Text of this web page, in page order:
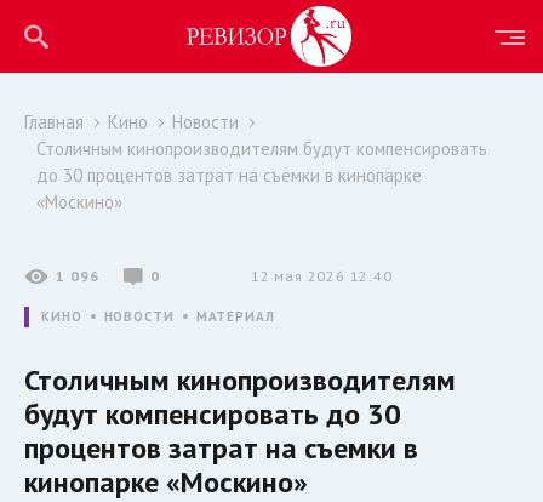
Главная Кино
Новости
Столичным кинопроизводителям будут компенсировать
до 30 процентов затрат на съемки в кинопарке
«Москино»
1 096 0 12 мая 2026 12:40
КИНО НОВОСТИ МАТЕРИАЛ
Столичным кинопроизводителям
будут компенсировать до 30
процентов затрат на съемки в
кинопарке «Москино»